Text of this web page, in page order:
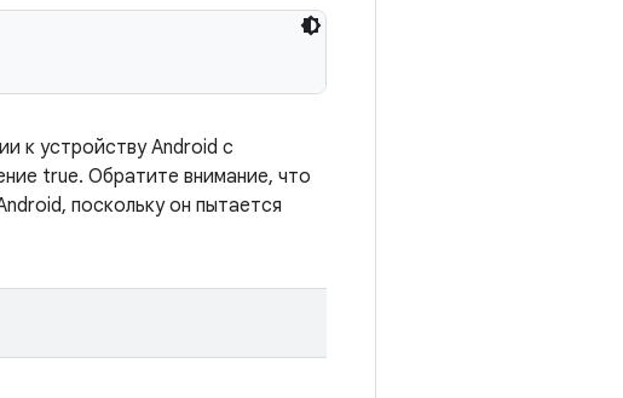
к устройству Android с
true. Обратите внимание, что
поскольку он пытается